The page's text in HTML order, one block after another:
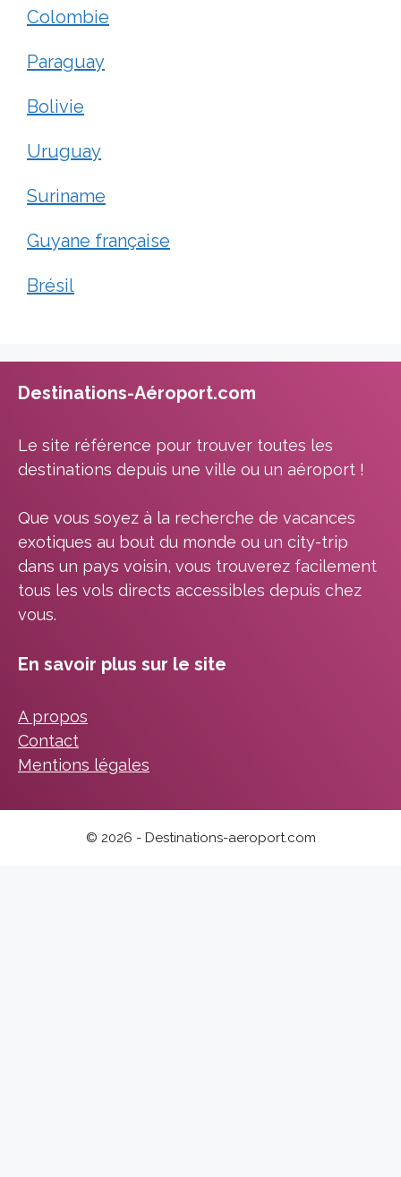
Colombie
Paraguay
Bolivie
Uruguay
Suriname
Guyane française
Brésil
Destinations-Aéroport.com
Le site référence pour trouver toutes les
destinations depuis une ville ou un aéroport !
Que vous soyez à la recherche de vacances
exotiques au bout du monde ou un city-trip
dans un pays voisin, vous trouverez facilement
tous les vols directs accessibles depuis chez
vous.
En savoir plus sur le site
A propos
Contact
Mentions légales
© 2026 - Destinations-aeroport.com